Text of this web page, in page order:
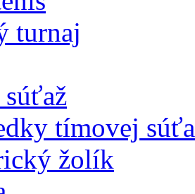
turnaj
tímovej
žolík